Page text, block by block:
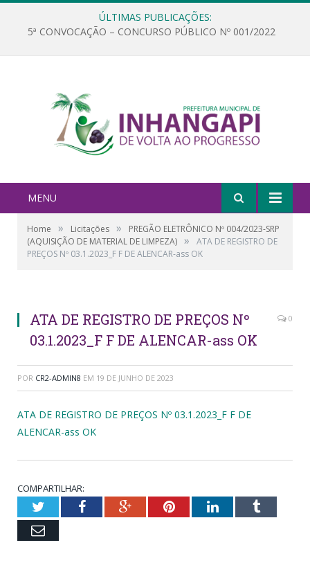
ÚLTIMAS PUBLICAÇÕES:
5ª CONVOCAÇÃO – CONCURSO PÚBLICO Nº 001/2022
MENU
Home » Licitações »
PREGÃO ELETRÔNICO Nº 004/2023-SRP
(AQUISIÇÃO DE MATERIAL DE LIMPEZA) »
ATA DE REGISTRO DE
PREÇOS Nº 03.1.2023_F F DE ALENCAR-ass OK
ATA DE REGISTRO DE PREÇOS Nº
03.1.2023_F F DE ALENCAR-ass OK
0
POR CR2-ADMIN8 EM 19 DE JUNHO DE 2023
ATA DE REGISTRO DE PREÇOS Nº 03.1.2023_F F DE
ALENCAR-ass OK
COMPARTILHAR:
TwitterFacebookGoogle+PinterestLinkedInTumblr
Email